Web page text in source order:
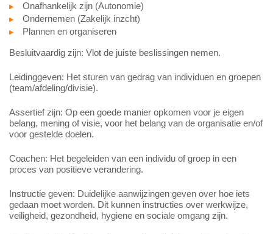
Onafhankelijk zijn (Autonomie)
Ondernemen (Zakelijk inzcht)
Plannen en organiseren
Besluitvaardig zijn: Vlot de juiste beslissingen nemen.
Leidinggeven: Het sturen van gedrag van individuen en groepen
(team/afdeling/divisie).
Assertief zijn: Op een goede manier opkomen voor je eigen
belang, mening of visie, voor het belang van de organisatie en/of
voor gestelde doelen.
Coachen: Het begeleiden van een individu of groep in een
proces van positieve verandering.
Instructie geven: Duidelijke aanwijzingen geven over hoe iets
gedaan moet worden. Dit kunnen instructies over werkwijze,
veiligheid, gezondheid, hygiene en sociale omgang zijn.